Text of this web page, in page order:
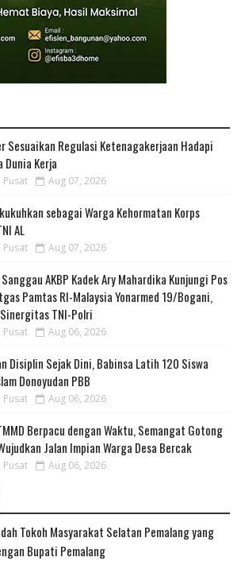
Sesuaikan Regulasi Ketenagakerjaan Hadapi
Dunia Kerja
Aug 07, 2026
sebagai Warga Kehormatan Korps
AL
Aug 07, 2026
AKBP Kadek Ary Mahardika Kunjungi Pos
Pamtas RI-Malaysia Yonarmed 19/Bogani,
TNI-Polri
Aug 06, 2026
Disiplin Sejak Dini, Babinsa Latih 120 Siswa
Donoyudan PBB
Aug 06, 2026
Berpacu dengan Waktu, Semangat Gotong
Jalan Impian Warga Desa Bercak
Aug 06, 2026
Tokoh Masyarakat Selatan Pemalang yang
Bupati Pemalang